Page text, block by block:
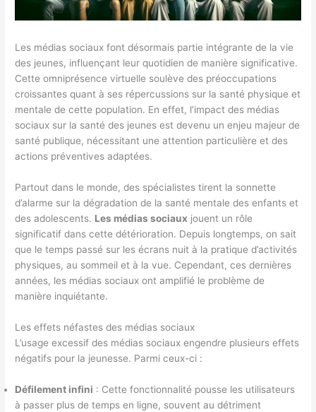
Les médias sociaux font désormais partie intégrante de la vie
des jeunes, influençant leur quotidien de manière significative.
Cette omniprésence virtuelle soulève des préoccupations
croissantes quant à ses répercussions sur la santé physique et
mentale de cette population. En effet, l’impact des médias
sociaux sur la santé des jeunes est devenu un enjeu majeur de
santé publique, nécessitant une attention particulière et des
actions préventives adaptées.
Partout dans le monde, des spécialistes tirent la sonnette
d’alarme sur la dégradation de la santé mentale des enfants et
des adolescents. Les médias sociaux jouent un rôle
significatif dans cette détérioration. Depuis longtemps, on sait
que le temps passé sur les écrans nuit à la pratique d’activités
physiques, au sommeil et à la vue. Cependant, ces dernières
années, les médias sociaux ont amplifié le problème de
manière inquiétante.
Les effets néfastes des médias sociaux
L’usage excessif des médias sociaux engendre plusieurs effets
négatifs pour la jeunesse. Parmi ceux-ci :
Défilement infini : Cette fonctionnalité pousse les utilisateurs
à passer plus de temps en ligne, souvent au détriment